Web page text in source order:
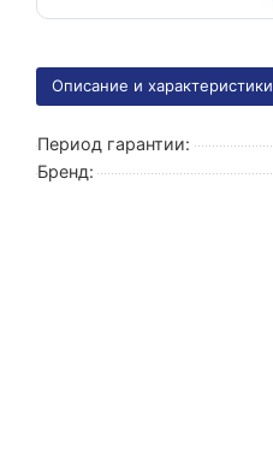
Описание и характеристики
Период гарантии:
Бренд: